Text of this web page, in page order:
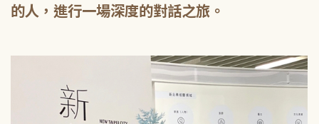
的人，進行一場深度的對話之旅。